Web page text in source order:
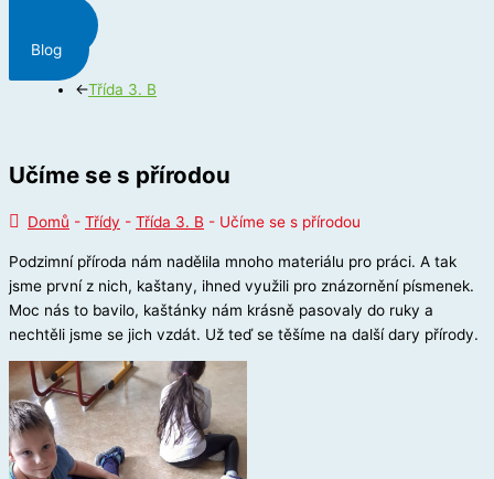
Blog
←Třída 3. B
Učíme se s přírodou
Domů - Třídy - Třída 3. B - Učíme se s přírodou
Podzimní příroda nám nadělila mnoho materiálu pro práci. A tak
jsme první z nich, kaštany, ihned využili pro znázornění písmenek.
Moc nás to bavilo, kaštánky nám krásně pasovaly do ruky a
nechtěli jsme se jich vzdát. Už teď se těšíme na další dary přírody.